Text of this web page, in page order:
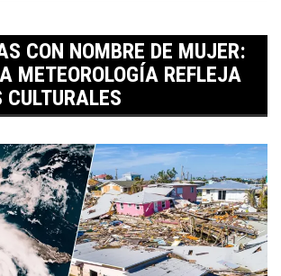
CON NOMBRE DE MUJER:
METEOROLOGÍA REFLEJA
CULTURALES